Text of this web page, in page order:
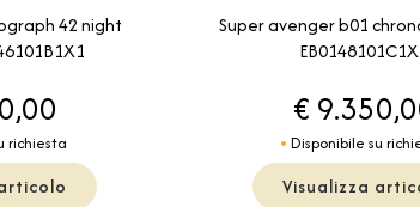
42 night
richiesta
Super avenger b01
€
Disponibile su
Visualizza